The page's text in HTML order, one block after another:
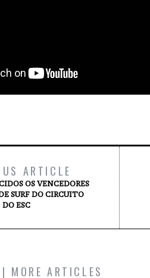
ARTICLE
OS VENCEDORES
SURF DO CIRCUITO
DO ESC
MORE ARTICLES